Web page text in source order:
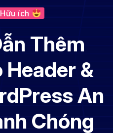
Hữu ích
Thêm
Header &
An
Chóng